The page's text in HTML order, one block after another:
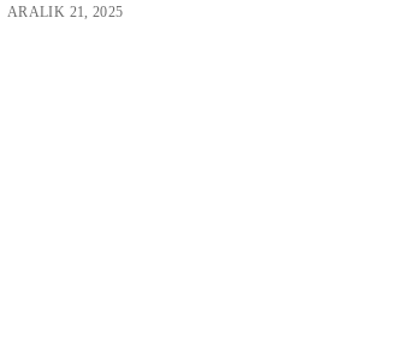
ARALIK 21, 2025